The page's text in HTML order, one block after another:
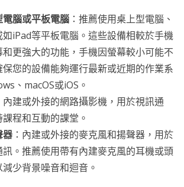
腦或平板電腦 ：推薦使用桌上型電腦、
iPad等平板電腦。這些設備相較於手機
更強大的功能，手機因螢幕較小可能不
您的設備能夠運行最新或近期的作業系
、macOS或iOS。
內建或外接的網路攝影機，用於視訊通
程和互動的課堂。
器 ：內建或外接的麥克風和揚聲器，用於
。推薦使用帶有內建麥克風的耳機或頭
少背景噪音和迴音。